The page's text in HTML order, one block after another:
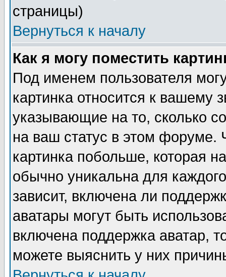
страницы)
Вернуться к началу
Как я могу поместить
Под именем пользователя
картинка относится к вашему
указывающие на то, сколько
на ваш статус в этом форуме.
картинка побольше, которая
обычно уникальна для
зависит, включена ли
аватары могут быть
включена поддержка аватар,
можете выяснить у них